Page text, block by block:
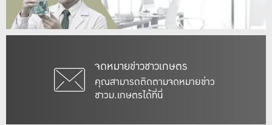
จดหมายข่าวชาวเกษตร
คุณสามารถติดตามจดหมายข่าว
ชาวม.เกษตรได้ที่นี่